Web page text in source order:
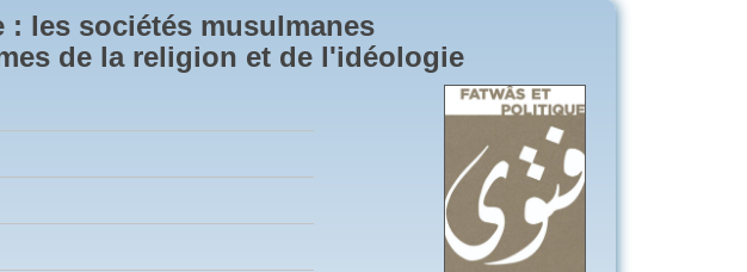
: les sociétés musulmanes
de la religion et de l'idéologie